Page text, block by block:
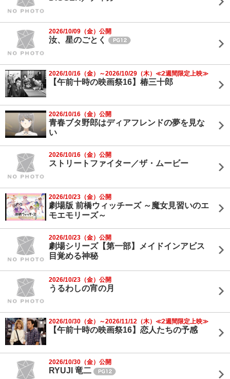
2026/10/09（金）公開
汝、星のごとく
2026/10/16（金）～2026/10/29（木）≪2週間限定上映≫
【午前十時の映画祭16】椿三十郎
2026/10/16（金）公開
青春ブタ野郎はディアフレンドの夢を見な
い
2026/10/16（金）公開
ストリートファイター／ザ・ムービー
2026/10/23（金）公開
劇場版 前橋ウィッチーズ ～魔女見習いのエ
モエモリーズ～
2026/10/23（金）公開
劇場シリーズ【第一部】メイドインアビス
目覚める神秘
2026/10/23（金）公開
うるわしの宵の月
2026/10/30（金）～2026/11/12（木）≪2週間限定上映≫
【午前十時の映画祭16】恋人たちの予感
2026/10/30（金）公開
RYUJI 竜二